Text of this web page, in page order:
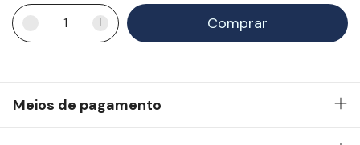
Meios de pagamento